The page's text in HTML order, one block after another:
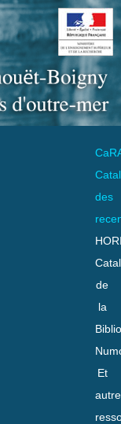
des
de
la
Et